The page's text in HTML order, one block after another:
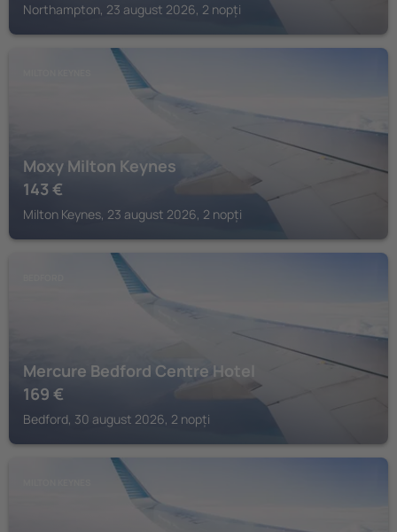
Northampton, 23 august 2026, 2 nopți
Moxy Milton Keynes
143 €
Milton Keynes, 23 august 2026, 2 nopți
Mercure Bedford Centre Hotel
169 €
Bedford, 30 august 2026, 2 nopți